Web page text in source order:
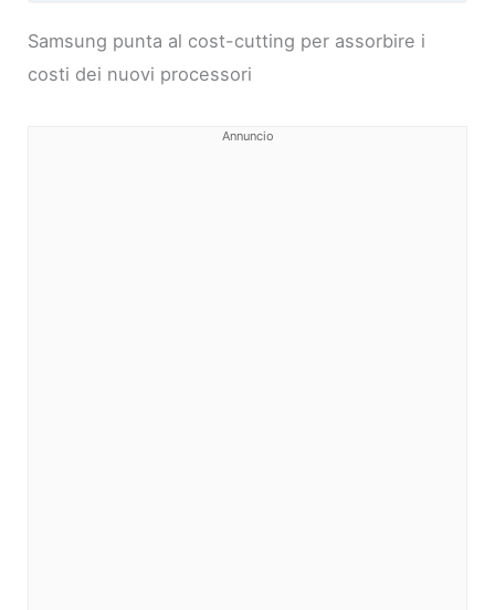
Samsung punta al cost-cutting per assorbire i
costi dei nuovi processori
Annuncio